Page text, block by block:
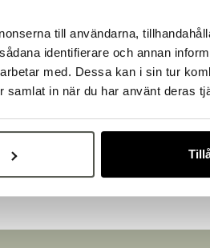
till användarna,
identifierare och annan
med. Dessa kan i sin tur
samlat in när du har använt deras
Bakers!
privatperson?
Fortsätt som företag